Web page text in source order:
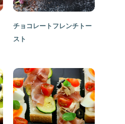
チョコレートフレンチトー
スト